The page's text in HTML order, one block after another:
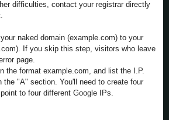
difficulties, contact your registrar directly
naked domain (example.com) to your
If you skip this step, visitors who leave
page.
the format example.com, and list the I.P.
the "A" section. You'll need to create four
to four different Google IPs.